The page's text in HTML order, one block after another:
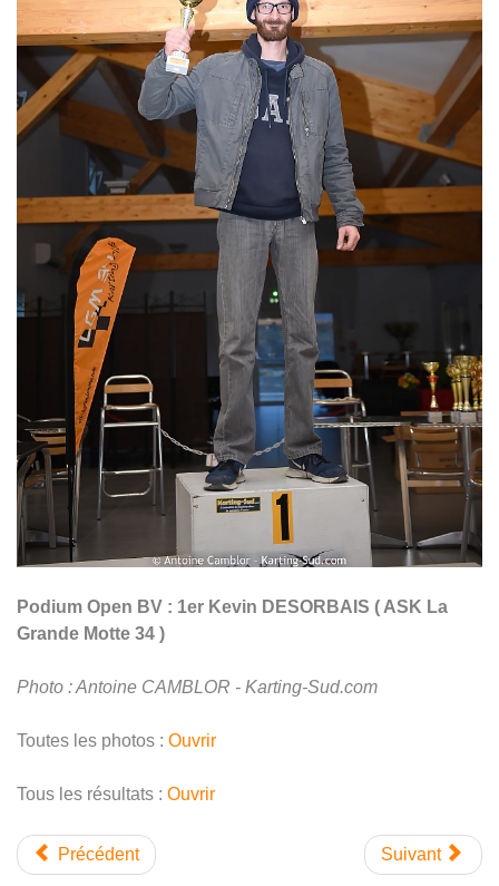
Podium Open BV : 1er Kevin DESORBAIS ( ASK La
Grande Motte 34 )
Photo : Antoine CAMBLOR - Karting-Sud.com
Toutes les photos : Ouvrir
Tous les résultats : Ouvrir
Précédent Suivant